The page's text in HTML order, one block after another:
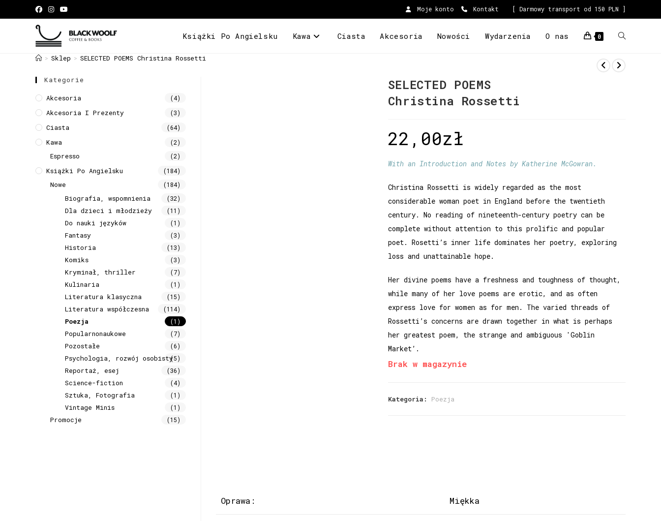
Moje konto Kontakt [ Darmowy transport od 150 PLN ]
Książki Po Angielsku Kawa Ciasta Akcesoria Nowości Wydarzenia O nas 0
> Sklep > SELECTED POEMS Christina Rossetti
SELECTED POEMS
Christina Rossetti
22,00zł
With an Introduction and Notes by Katherine McGowran.
Christina Rossetti is widely regarded as the most
considerable woman poet in England before the twentieth
century. No reading of nineteenth-century poetry can be
complete without attention to this prolific and popular
poet. Rosetti’s inner life dominates her poetry, exploring
loss and unattainable hope.
Her divine poems have a freshness and toughness of thought,
while many of her love poems are erotic, and as often
express love for women as for men. The varied threads of
Rossetti’s concerns are drawn together in what is perhaps
her greatest poem, the strange and ambiguous 'Goblin
Market’.
Brak w magazynie
Kategoria: Poezja
Oprawa: Miękka
Kategorie
Akcesoria (4)
Akcesoria I Prezenty (3)
Ciasta (64)
Kawa (2)
Espresso (2)
Książki Po Angielsku (184)
Nowe (184)
Biografia, wspomnienia (32)
Dla dzieci i młodzieży (11)
Do nauki języków (1)
Fantasy (3)
Historia (13)
Komiks (3)
Kryminał, thriller (7)
Kulinaria (1)
Literatura klasyczna (15)
Literatura współczesna (114)
Poezja (1)
Popularnonaukowe (7)
Pozostałe (6)
Psychologia, rozwój osobisty(5)
Reportaż, esej (36)
Science-fiction (4)
Sztuka, Fotografia (1)
Vintage Minis (1)
Promocje (15)